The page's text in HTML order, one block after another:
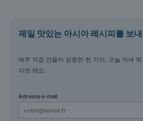
제일 맛있는 아시아 레시피를 보
매주 직접 만들어 검증한 한 가지, 오늘 저녁
이면 돼요.
Adresse e-mail